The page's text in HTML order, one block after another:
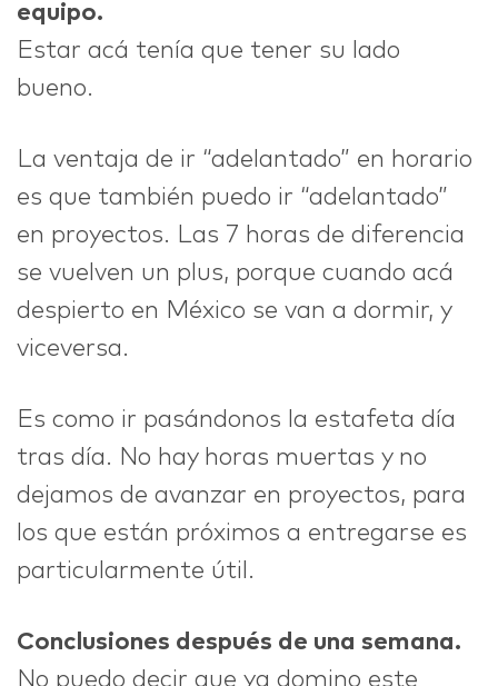
equipo.
Estar acá tenía que tener su lado
bueno.
La ventaja de ir “adelantado” en horario
es que también puedo ir “adelantado”
en proyectos. Las 7 horas de diferencia
se vuelven un plus, porque cuando acá
despierto en México se van a dormir, y
viceversa.
Es como ir pasándonos la estafeta día
tras día. No hay horas muertas y no
dejamos de avanzar en proyectos, para
los que están próximos a entregarse es
particularmente útil.
Conclusiones después de una semana.
No puedo decir que ya domino este